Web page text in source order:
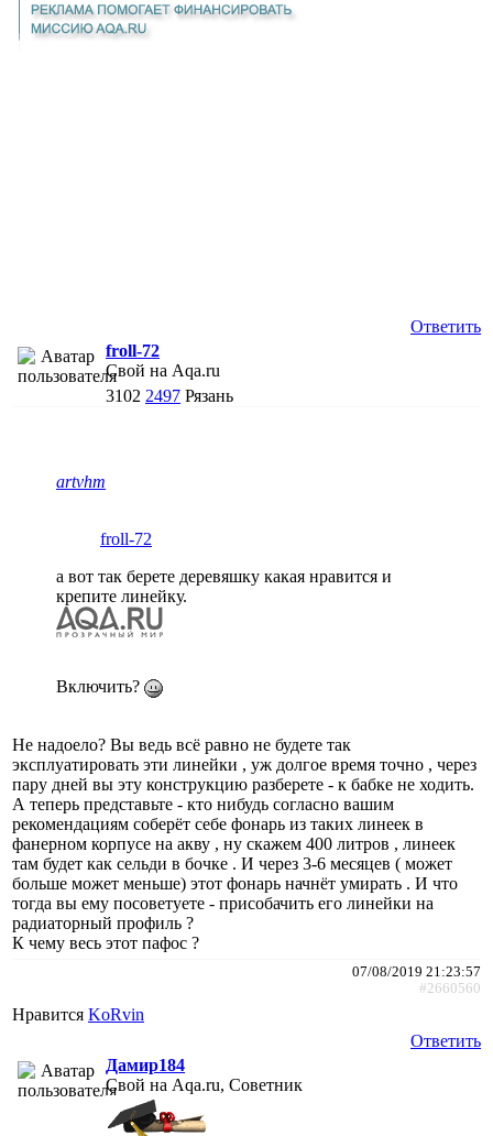
Ответить
froll-72
Свой на Aqa.ru
3102 2497 Рязань
artvhm
froll-72
а вот так берете деревяшку какая нравится и
крепите линейку.
Включить?
Не надоело? Вы ведь всё равно не будете так
эксплуатировать эти линейки , уж долгое время точно , через
пару дней вы эту конструкцию разберете - к бабке не ходить.
А теперь представьте - кто нибудь согласно вашим
рекомендациям соберёт себе фонарь из таких линеек в
фанерном корпусе на акву , ну скажем 400 литров , линеек
там будет как сельди в бочке . И через 3-6 месяцев ( может
больше может меньше) этот фонарь начнёт умирать . И что
тогда вы ему посоветуете - присобачить его линейки на
радиаторный профиль ?
К чему весь этот пафос ?
07/08/2019 21:23:57
#2660560
Нравится KoRvin
Ответить
Дамир184
Свой на Aqa.ru, Советник